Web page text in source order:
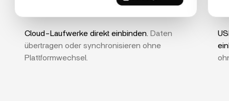
Cloud-Laufwerke direkt einbinden. Daten
übertragen oder synchronisieren ohne
Plattformwechsel.